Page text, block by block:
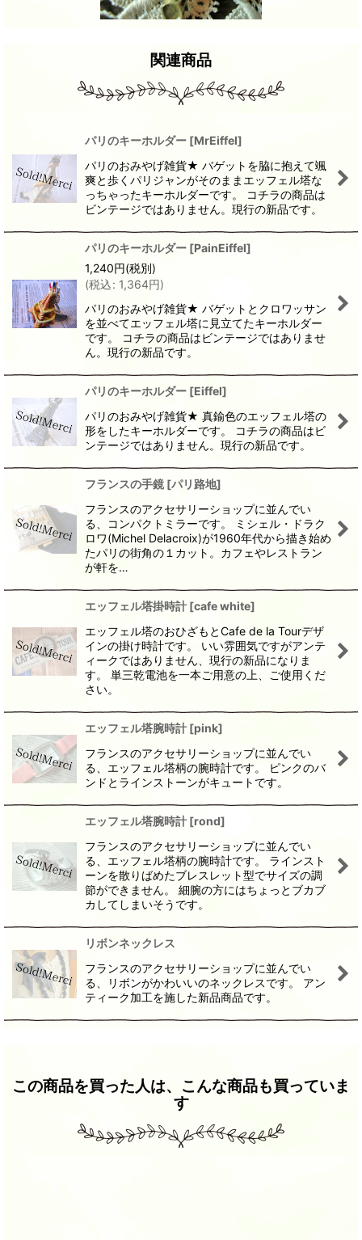
関連商品
パリのキーホルダー [MrEiffel]
パリのおみやげ雑貨★ バゲットを脇に抱えて颯
爽と歩くパリジャンがそのままエッフェル塔な
っちゃったキーホルダーです。 コチラの商品は
ビンテージではありません。現行の新品です。
パリのキーホルダー [PainEiffel]
1,240円(税別)
(税込: 1,364円)
パリのおみやげ雑貨★ バゲットとクロワッサン
を並べてエッフェル塔に見立てたキーホルダー
です。 コチラの商品はビンテージではありませ
ん。現行の新品です。
パリのキーホルダー [Eiffel]
パリのおみやげ雑貨★ 真鍮色のエッフェル塔の
形をしたキーホルダーです。 コチラの商品はビ
ンテージではありません。現行の新品です。
フランスの手鏡 [パリ路地]
フランスのアクセサリーショップに並んでい
る、コンパクトミラーです。 ミシェル・ドラク
ロワ(Michel Delacroix)が1960年代から描き始め
たパリの街角の１カット。カフェやレストラン
が軒を…
エッフェル塔掛時計 [cafe white]
エッフェル塔のおひざもとCafe de la Tourデザ
インの掛け時計です。 いい雰囲気ですがアンテ
ィークではありません、現行の新品になりま
す。 単三乾電池を一本ご用意の上、ご使用くだ
さい。
エッフェル塔腕時計 [pink]
フランスのアクセサリーショップに並んでい
る、エッフェル塔柄の腕時計です。 ピンクのバ
ンドとラインストーンがキュートです。
エッフェル塔腕時計 [rond]
フランスのアクセサリーショップに並んでい
る、エッフェル塔柄の腕時計です。 ラインスト
ーンを散りばめたブレスレット型でサイズの調
節ができません。 細腕の方にはちょっとブカブ
カしてしまいそうです。
リボンネックレス
フランスのアクセサリーショップに並んでい
る、リボンがかわいいのネックレスです。 アン
ティーク加工を施した新品商品です。
この商品を買った人は、こんな商品も買っていま
す